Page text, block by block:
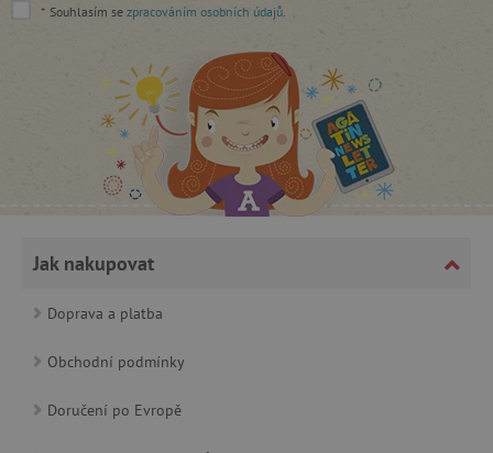
* Souhlasím se zpracováním osobních údajů
Jak nakupovat
Doprava a platba
Obchodní podmínky
Doručení po Evropě
CookieScriptConsent
CookieScript
www.agatinsvet.cz